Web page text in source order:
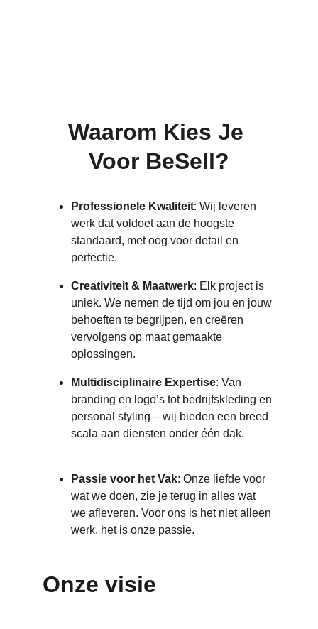
Waarom Kies Je
Voor BeSell?
Professionele Kwaliteit: Wij leveren
werk dat voldoet aan de hoogste
standaard, met oog voor detail en
perfectie.
Creativiteit & Maatwerk: Elk project is
uniek. We nemen de tijd om jou en jouw
behoeften te begrijpen, en creëren
vervolgens op maat gemaakte
oplossingen.
Multidisciplinaire Expertise: Van
branding en logo’s tot bedrijfskleding en
personal styling – wij bieden een breed
scala aan diensten onder één dak.
Passie voor het Vak: Onze liefde voor
wat we doen, zie je terug in alles wat
we afleveren. Voor ons is het niet alleen
werk, het is onze passie.
Onze visie